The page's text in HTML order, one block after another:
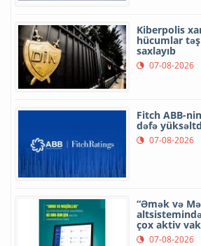
Kiberpolis
hücumlar
saxlayıb
07-08-2026
Fitch ABB-
dəfə
07-08-2026
“Əmək və
çox aktiv
07-08-2026